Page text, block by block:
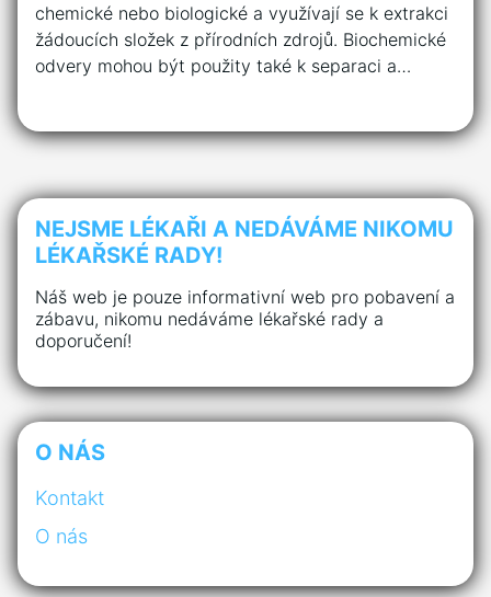
chemické nebo biologické a využívají se k extrakci
žádoucích složek z přírodních zdrojů. Biochemické
odvery mohou být použity také k separaci a…
NEJSME LÉKAŘI A NEDÁVÁME NIKOMU
LÉKAŘSKÉ RADY!
Náš web je pouze informativní web pro pobavení a
zábavu, nikomu nedáváme lékařské rady a
doporučení!
O NÁS
Kontakt
O nás